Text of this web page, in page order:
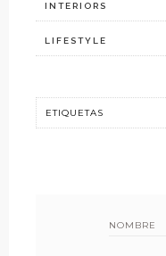
INTERIORS
LIFESTYLE